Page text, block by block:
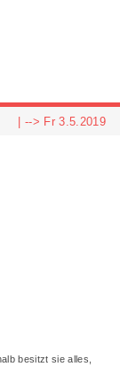
| --> Fr 3.5.2019
besitzt sie alles,